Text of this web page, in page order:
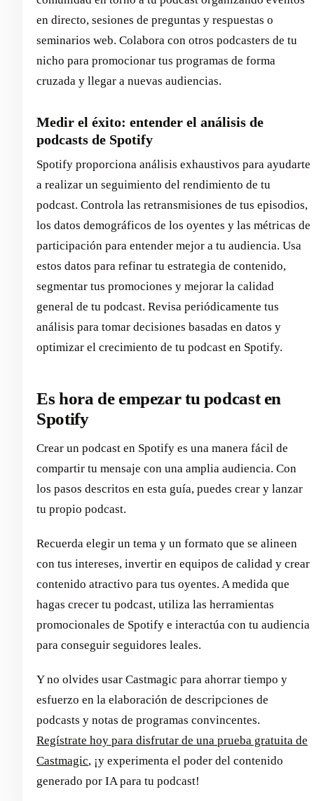
en directo, sesiones de preguntas y respuestas o
seminarios web. Colabora con otros podcasters de tu
nicho para promocionar tus programas de forma
cruzada y llegar a nuevas audiencias.
Medir el éxito: entender el análisis de
podcasts de Spotify
Spotify proporciona análisis exhaustivos para ayudarte
a realizar un seguimiento del rendimiento de tu
podcast. Controla las retransmisiones de tus episodios,
los datos demográficos de los oyentes y las métricas de
participación para entender mejor a tu audiencia. Usa
estos datos para refinar tu estrategia de contenido,
segmentar tus promociones y mejorar la calidad
general de tu podcast. Revisa periódicamente tus
análisis para tomar decisiones basadas en datos y
optimizar el crecimiento de tu podcast en Spotify.
Es hora de empezar tu podcast en
Spotify
Crear un podcast en Spotify es una manera fácil de
compartir tu mensaje con una amplia audiencia. Con
los pasos descritos en esta guía, puedes crear y lanzar
tu propio podcast.
Recuerda elegir un tema y un formato que se alineen
con tus intereses, invertir en equipos de calidad y crear
contenido atractivo para tus oyentes. A medida que
hagas crecer tu podcast, utiliza las herramientas
promocionales de Spotify e interactúa con tu audiencia
para conseguir seguidores leales.
Y no olvides usar Castmagic para ahorrar tiempo y
esfuerzo en la elaboración de descripciones de
podcasts y notas de programas convincentes.
Regístrate hoy para disfrutar de una prueba gratuita de
Castmagic, ¡y experimenta el poder del contenido
generado por IA para tu podcast!